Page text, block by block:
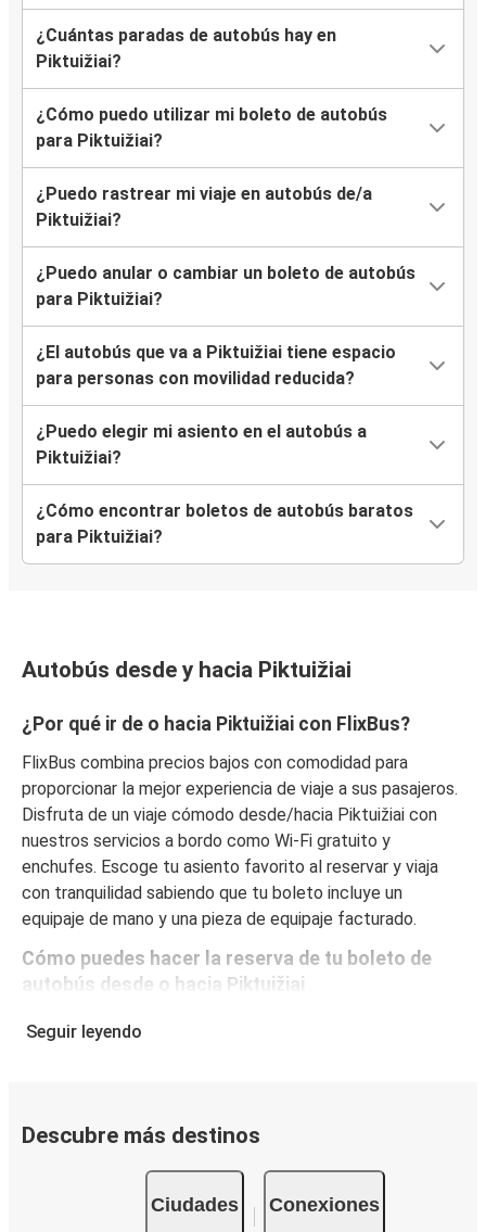
¿Cuántas paradas de autobús hay en
Piktuižiai?
¿Cómo puedo utilizar mi boleto de autobús
para Piktuižiai?
¿Puedo rastrear mi viaje en autobús de/a
Piktuižiai?
¿Puedo anular o cambiar un boleto de autobús
para Piktuižiai?
¿El autobús que va a Piktuižiai tiene espacio
para personas con movilidad reducida?
¿Puedo elegir mi asiento en el autobús a
Piktuižiai?
¿Cómo encontrar boletos de autobús baratos
para Piktuižiai?
Autobús desde y hacia Piktuižiai
¿Por qué ir de o hacia Piktuižiai con FlixBus?
FlixBus combina precios bajos con comodidad para
proporcionar la mejor experiencia de viaje a sus pasajeros.
Disfruta de un viaje cómodo desde/hacia Piktuižiai con
nuestros servicios a bordo como Wi-Fi gratuito y
enchufes. Escoge tu asiento favorito al reservar y viaja
con tranquilidad sabiendo que tu boleto incluye un
equipaje de mano y una pieza de equipaje facturado.
Cómo puedes hacer la reserva de tu boleto de
autobús desde o hacia Piktuižiai
Reservar un boleto con FlixBus es muy sencillo: en este
diferentes formas de pago seguras online, como tarjeta
posible pagar en efectivo a bordo o en un punto de venta.
Seguir leyendo
Descubre más destinos
Ciudades Conexiones